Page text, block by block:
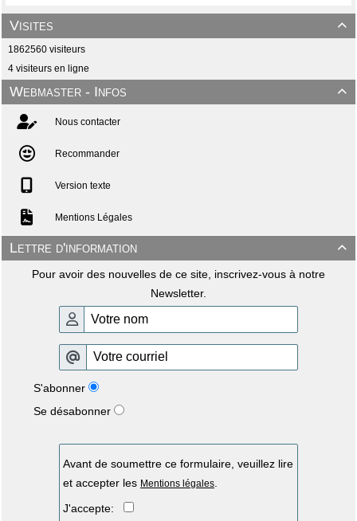

Visites
1862560 visiteurs
4 visiteurs en ligne

Webmaster - Infos
Nous contacter
Recommander
Version texte
Mentions Légales

Lettre d'information
Pour avoir des nouvelles de ce site, inscrivez-vous à notre
Newsletter.
S'abonner
Se désabonner
Avant de soumettre ce formulaire, veuillez lire
et accepter les Mentions légales
J'accepte: